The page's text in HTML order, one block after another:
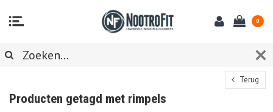
0
Terug
Producten getagd met rimpels